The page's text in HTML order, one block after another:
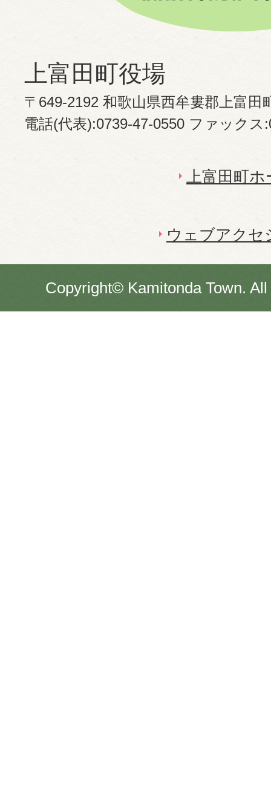
上富田町役場
〒649-2192 和歌山県西牟婁郡上富田
電話(代表):0739-47-0550 ファックス
上富田町
ウェブアクセ
Copyright© Kamitonda Town.